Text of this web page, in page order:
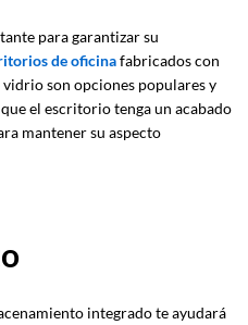
para garantizar su
de oficinafabricados con
son opciones populares y
el escritorio tenga un acabado
mantener su aspecto
integrado te ayudará